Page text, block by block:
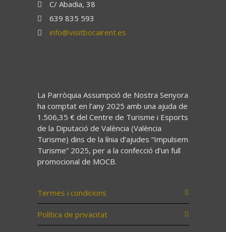
C/ Abadia, 38
639 835 593
info@visitbocairent.es
La Parròquia Assumpció de Nostra Senyora
ha comptat en l’any 2025 amb una ajuda de
1.506,35 € del Centre de Turisme i Esports
de la Diputació de València (València
Turisme) dins de la línia d’ajudes “Impulsem
Turisme” 2025, per a la confecció d’un full
promocional de MOCB.
Termes i condicions
Política de privacitat